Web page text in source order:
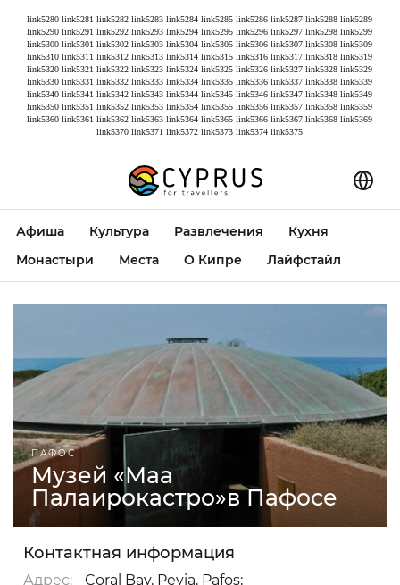
link5280 link5281 link5282 link5283 link5284 link5285 link5286 link5287 link5288 link5289
link5290 link5291 link5292 link5293 link5294 link5295 link5296 link5297 link5298 link5299
link5300 link5301 link5302 link5303 link5304 link5305 link5306 link5307 link5308 link5309
link5310 link5311 link5312 link5313 link5314 link5315 link5316 link5317 link5318 link5319
link5320 link5321 link5322 link5323 link5324 link5325 link5326 link5327 link5328 link5329
link5330 link5331 link5332 link5333 link5334 link5335 link5336 link5337 link5338 link5339
link5340 link5341 link5342 link5343 link5344 link5345 link5346 link5347 link5348 link5349
link5350 link5351 link5352 link5353 link5354 link5355 link5356 link5357 link5358 link5359
link5360 link5361 link5362 link5363 link5364 link5365 link5366 link5367 link5368 link5369
link5370 link5371 link5372 link5373 link5374 link5375
Афиша Культура Развлечения
Кухня
Монастыри
Места О Кипре Лайфстайл
ПАФОС
Музей «Маа
Палаирокастро»в Пафосе
Контактная информация
Адрес:
Coral Bay, Peyia, Pafos;